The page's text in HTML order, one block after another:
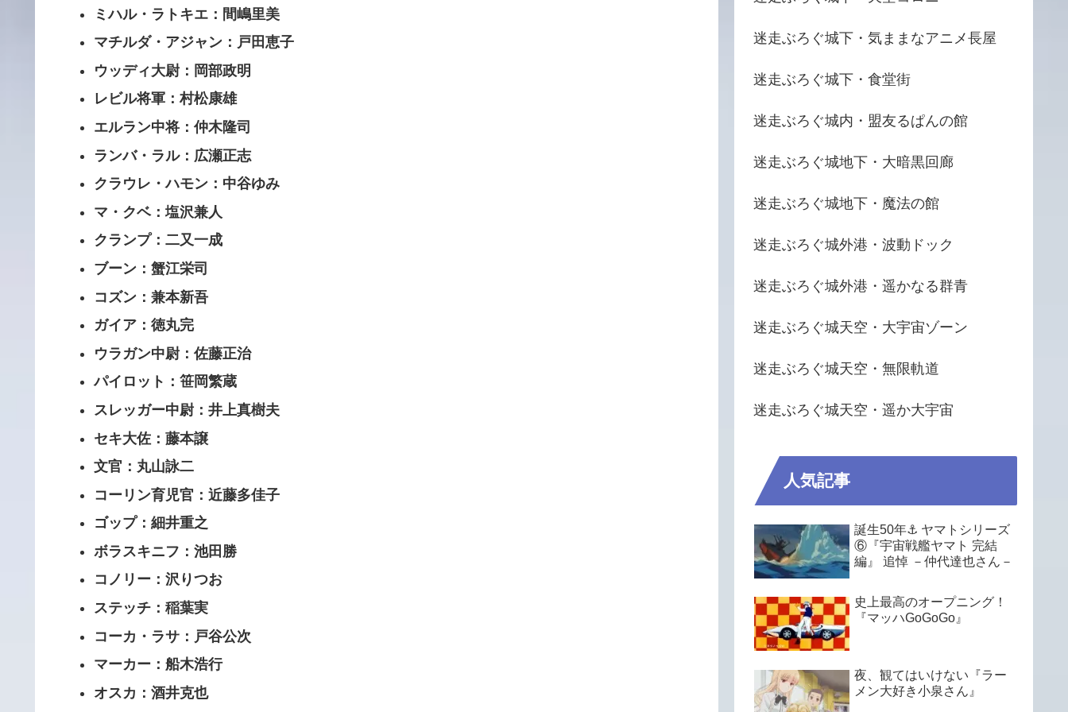
ミハル・ラトキエ：間嶋里美
マチルダ・アジャン：戸田恵子
ウッディ大尉：岡部政明
レビル将軍：村松康雄
エルラン中将：仲木隆司
ランバ・ラル：広瀬正志
クラウレ・ハモン：中谷ゆみ
マ・クベ：塩沢兼人
クランプ：二又一成
ブーン：蟹江栄司
コズン：兼本新吾
ガイア：徳丸完
ウラガン中尉：佐藤正治
パイロット：笹岡繁蔵
スレッガー中尉：井上真樹夫
セキ大佐：藤本譲
文官：丸山詠二
コーリン育児官：近藤多佳子
ゴップ：細井重之
ボラスキニフ：池田勝
コノリー：沢りつお
ステッチ：稲葉実
コーカ・ラサ：戸谷公次
マーカー：船木浩行
オスカ：酒井克也
迷走ぶろぐ城下・気ままなアニメ長屋
迷走ぶろぐ城下・食堂街
迷走ぶろぐ城内・盟友るぱんの館
迷走ぶろぐ城地下・大暗黒回廊
迷走ぶろぐ城地下・魔法の館
迷走ぶろぐ城外港・波動ドック
迷走ぶろぐ城外港・遥かなる群青
迷走ぶろぐ城天空・大宇宙ゾーン
迷走ぶろぐ城天空・無限軌道
迷走ぶろぐ城天空・遥か大宇宙
人気記事
誕生50年⚓ ヤマトシリーズ
⑥『宇宙戦艦ヤマト 完結
編』 追悼 －仲代達也さん－
史上最高のオープニング！
『マッハGoGoGo』
夜、観てはいけない『ラー
メン大好き小泉さん』